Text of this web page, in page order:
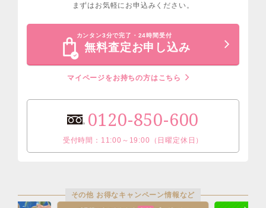
まずはお気軽にお申込みください。
カンタン3分で完了・24時間受付
無料査定お申し込み
マイページをお持ちの方はこちら
0120-850-600
受付時間：11:00～19:00（日曜定休日）
その他 お得なキャンペーン情報など